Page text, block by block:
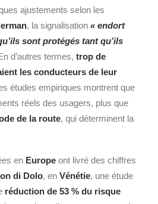
ajustements selon les
, la signalisation « endort
sont protégés tant qu’ils
d’autres termes, trop de
les conducteurs de leur
études empiriques montrent que
réels des usagers, plus que
de la route, qui déterminent la
en Europe ont livré des chiffres
di Dolo, en Vénétie, une étude
réduction de 53 % du risque